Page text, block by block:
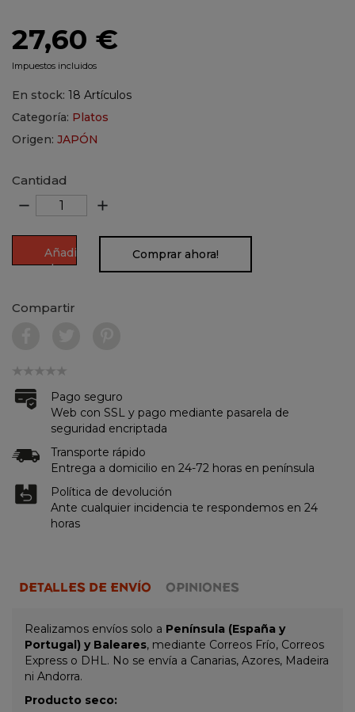
27,60 €
Impuestos incluidos
En stock: 18 Artículos
Categoría: Platos
Origen: JAPÓN
Cantidad
remove add
Añadir
al
Comprar ahora!
Compartir
Pago seguro
Web con SSL y pago mediante pasarela de
seguridad encriptada
Transporte rápido
Entrega a domicilio en 24-72 horas en península
Política de devolución
Ante cualquier incidencia te respondemos en 24
horas
DETALLES DE ENVÍO OPINIONES
Realizamos envíos solo a Península (España y
Portugal) y Baleares, mediante Correos Frío, Correos
Express o DHL. No se envía a Canarias, Azores, Madeira
ni Andorra.
Producto seco: